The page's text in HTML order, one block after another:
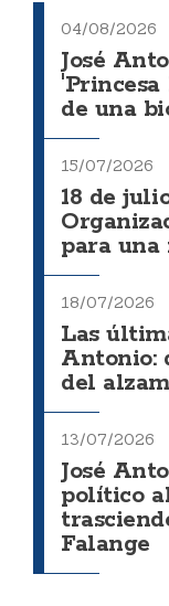
04/08/2026
José
de una
15/07/2026
18 de
para una
18/07/2026
Las
Antonio:
del
13/07/2026
José
político
Falange